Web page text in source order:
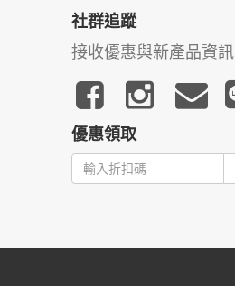
社群追蹤
接收優惠與新產品資訊
優惠領取